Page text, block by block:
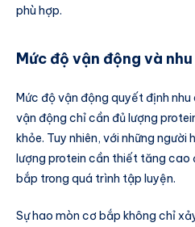
phù hợp.
Mức độ vận động và
Mức độ vận động quyết định
vận động chỉ cần đủ lượng
khỏe. Tuy nhiên, với những
lượng protein cần thiết tăng cao
bắp trong quá trình tập luyện.
Sự hao mòn cơ bắp không chỉ